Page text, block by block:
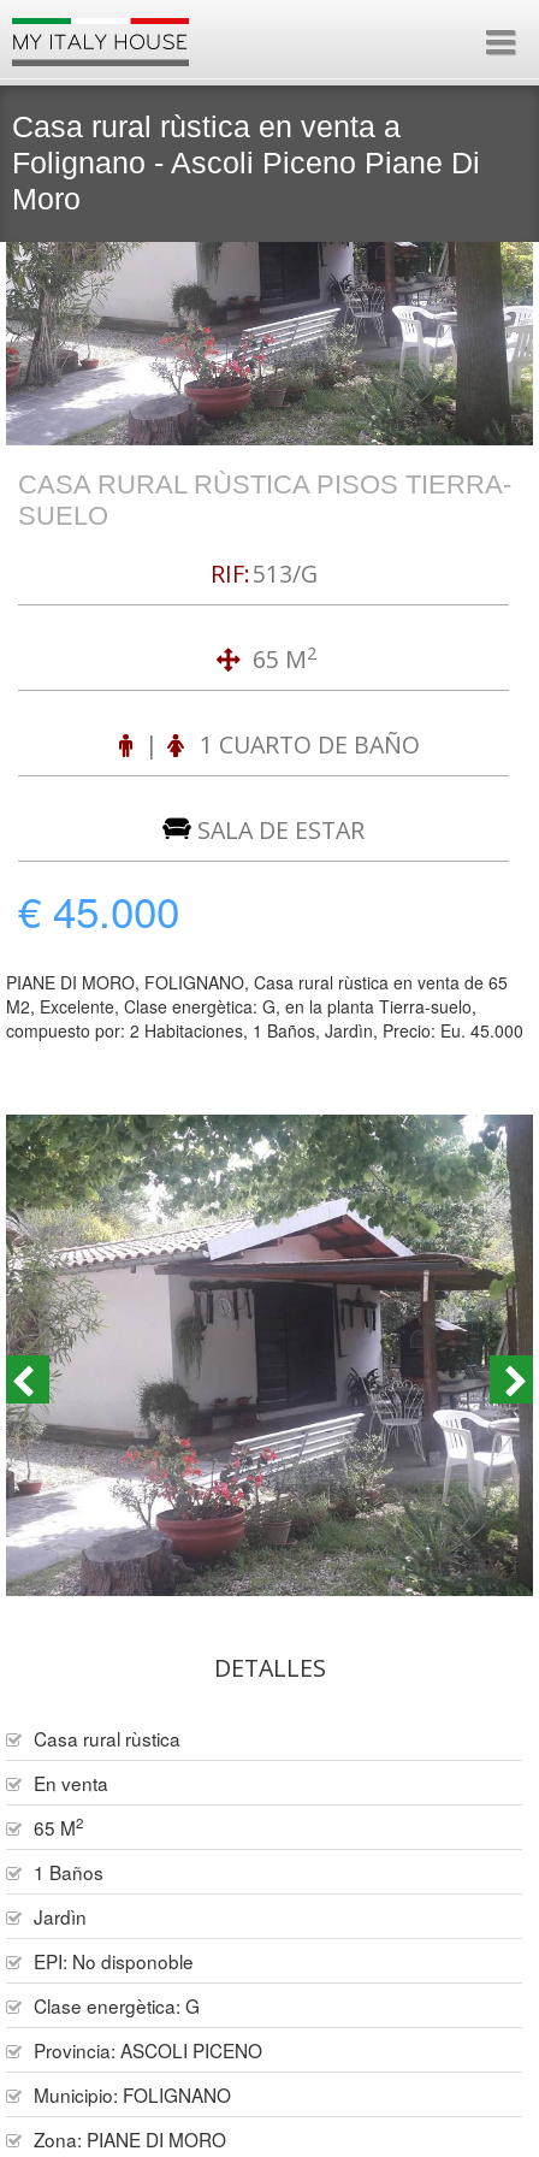
Casa rural rùstica en venta a
Folignano - Ascoli Piceno Piane Di
Moro
CASA RURAL RÙSTICA PISOS TIERRA-
SUELO
RIF:513/G
65 M2
| 1 CUARTO DE BAÑO
SALA DE ESTAR
€ 45.000
PIANE DI MORO, FOLIGNANO, Casa rural rùstica en venta de 65
M2, Excelente, Clase energètica: G, en la planta Tierra-suelo,
compuesto por: 2 Habitaciones, 1 Baños, Jardìn, Precio: Eu. 45.000
DETALLES
Casa rural rùstica
En venta
65 M2
1 Baños
Jardìn
EPI: No disponoble
Clase energètica: G
Provincia: ASCOLI PICENO
Municipio: FOLIGNANO
Zona: PIANE DI MORO